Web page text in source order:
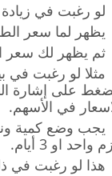
لو رغبت في
يظهر لما سعر
ثم يظهر لك سعر
مثلا لو رغبت في
على إشارة
في الأسهم.
يجب وضع كمية
واحد او 3 أيام.
هذا لو رغبت في